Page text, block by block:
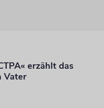
erzählt das
Vater